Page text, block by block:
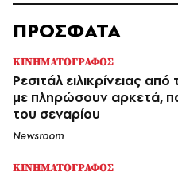
ΠΡΟΣΦΑΤΑ
ΚΙΝΗΜΑΤΟΓΡΑΦΟΣ
Ρεσιτάλ ειλικρίνειας
με πληρώσουν αρκετά,
του σεναρίου
Newsroom
ΚΙΝΗΜΑΤΟΓΡΑΦΟΣ